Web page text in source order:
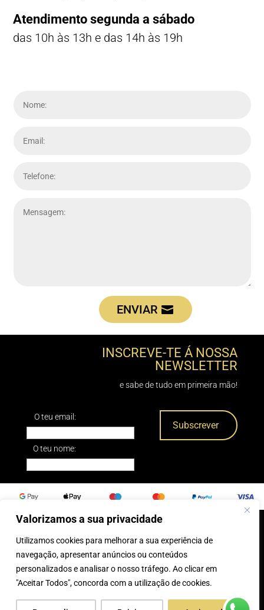
Valorizamos a sua privacidade
Utilizamos cookies para melhorar a sua experiência de
navegação, apresentar anúncios ou conteúdos
personalizados e analisar o nosso tráfego. Ao clicar em
"Aceitar Todos", concorda com a utilização de cookies.
Atendimento segunda a sábado
das 10h às 13h e das 14h às 19h
ENVIAR
INSCREVE-TE Á NOSSA
NEWSLETTER
e sabe de tudo em primeira mão!
O teu email:
O teu nome:
® 2025, Caparica Peles